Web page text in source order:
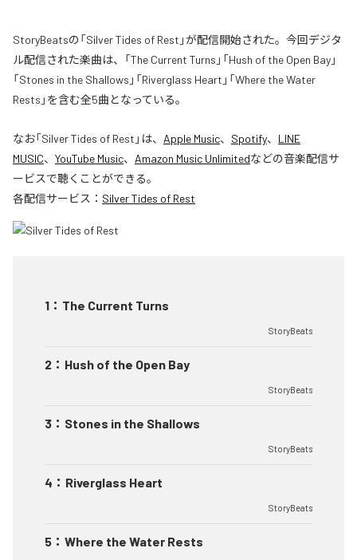
StoryBeatsの「Silver Tides of Rest」が配信開始された。今回デジタ
ル配信された楽曲は、「The Current Turns」「Hush of the Open Bay」
「Stones in the Shallows」「Riverglass Heart」「Where the Water
Rests」を含む全5曲となっている。
なお「Silver Tides of Rest 」は、 Apple Music、 Spotify、 LINE
MUSIC、 YouTube Music、 Amazon Music Unlimitedなどの音楽配信サ
ービスで聴くことができる。
各配信サービス： Silver Tides of Rest
1 ： The Current Turns
StoryBeats
2 ： Hush of the Open Bay
StoryBeats
3 ： Stones in the Shallows
StoryBeats
4 ： Riverglass Heart
StoryBeats
5 ： Where the Water Rests